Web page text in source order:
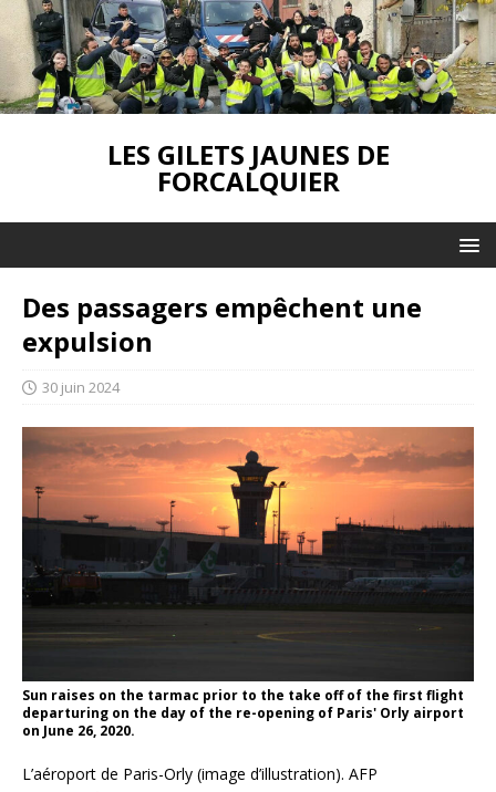
LES GILETS JAUNES DE
FORCALQUIER
Des passagers empêchent une
expulsion
30 juin 2024
Sun raises on the tarmac prior to the take off of the first flight
departuring on the day of the re-opening of Paris' Orly airport
on June 26, 2020.
L’aéroport de Paris-Orly (image d’illustration). AFP